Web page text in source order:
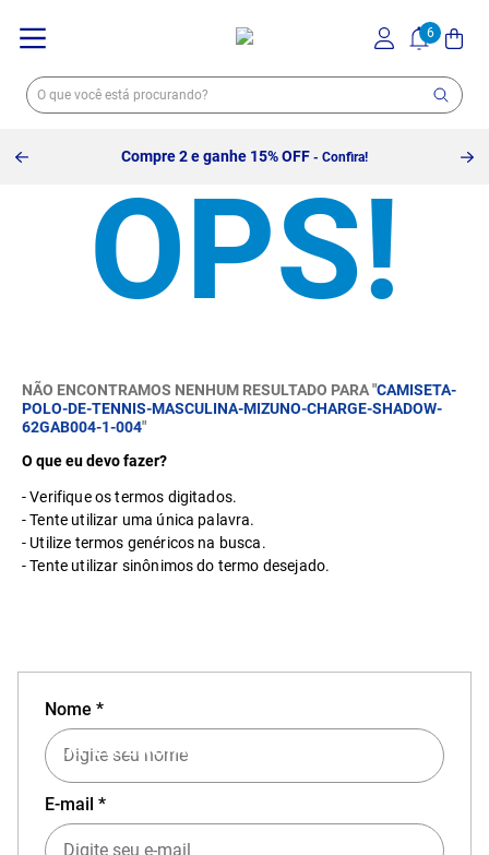
Compre 2 e ganhe 15% OFF - Confira!
NÃO ENCONTRAMOS NENHUM RESULTADO PARA "CAMISETA-
POLO-DE-TENNIS-MASCULINA-MIZUNO-CHARGE-SHADOW-
62GAB004-1-004"
O que eu devo fazer?
Verifique os termos digitados.
Tente utilizar uma única palavra.
Utilize termos genéricos na busca.
Tente utilizar sinônimos do termo desejado.
EXPERIÊNCIA MIZUNO NO APP
Nome *
E-mail *